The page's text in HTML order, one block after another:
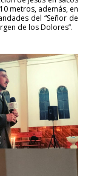
metros, además, en
del “Señor de
de los Dolores”.